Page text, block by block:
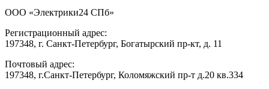
ООО «Электрики24 СПб»
Регистрационный адрес:
197348, г. Санкт-Петербург, Богатырский пр-кт, д. 11
Почтовый адрес:
197348, г.Санкт-Петербург, Коломяжский пр-т д.20 кв.334